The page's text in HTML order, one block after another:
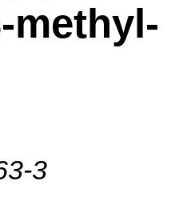
methyl-
3